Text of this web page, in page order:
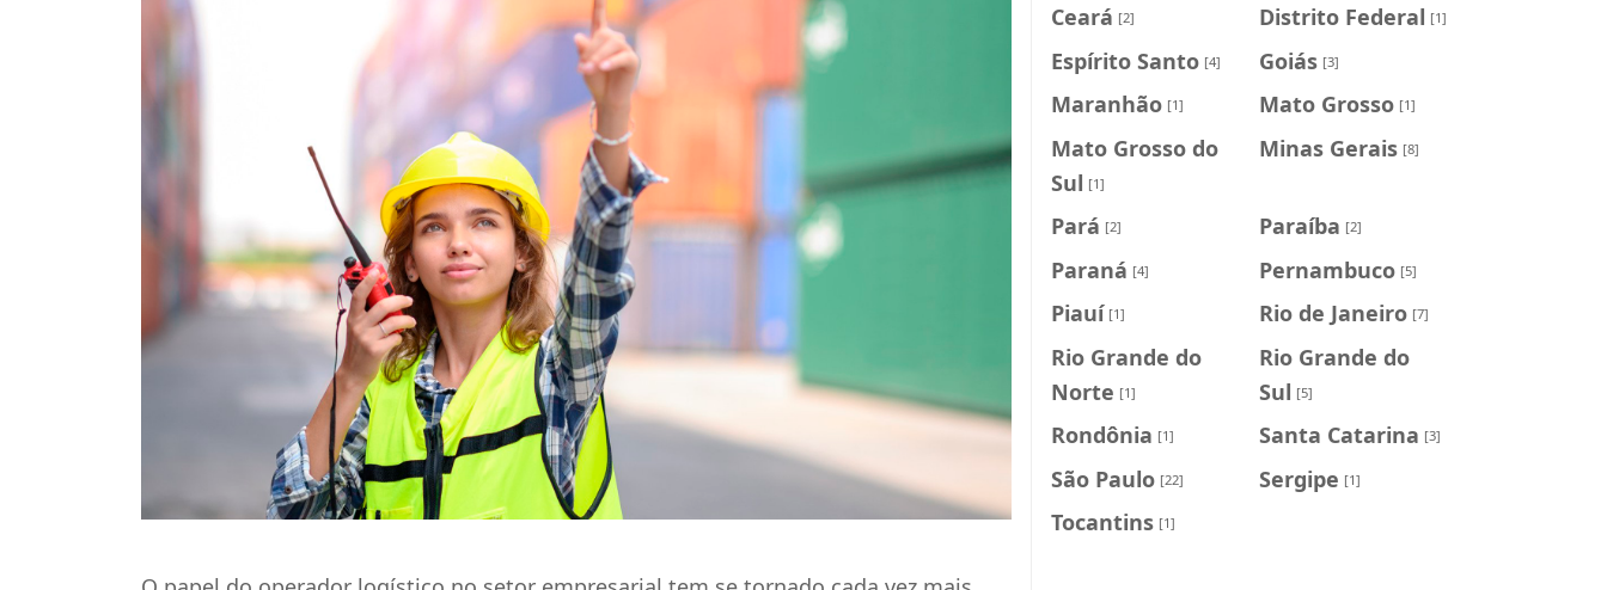
Ceará [2] Distrito Federal [1]
Espírito Santo [4] Goiás [3]
Maranhão [1] Mato Grosso [1]
Mato Grosso do
Sul [1]
Minas Gerais [8]
Pará [2] Paraíba [2]
Paraná [4] Pernambuco [5]
Piauí [1] Rio de Janeiro [7]
Rio Grande do
Norte [1]
Rio Grande do
Sul [5]
Rondônia [1] Santa Catarina [3]
São Paulo [22] Sergipe [1]
Tocantins [1]